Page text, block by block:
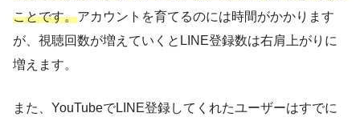
ことです。アカウントを育てるのには時間がかかります
が、視聴回数が増えていくとLINE登録数は右肩上がりに
増えます。
また、YouTubeでLINE登録してくれたユーザーはすでに